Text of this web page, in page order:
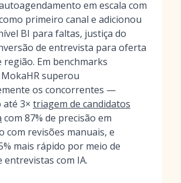
em escala com
primeiro canal e adicionou
BI para faltas, justiça do
de entrevista para oferta
região. Em benchmarks
superou
os concorrentes —
3× triagem de candidatos
com 87% de precisão em
com revisões manuais, e
mais rápido por meio de
entrevistas com IA.